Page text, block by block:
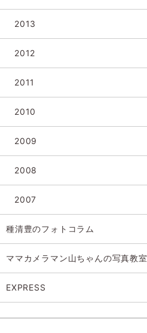
2013
2012
2011
2010
2009
2008
2007
種清豊のフォトコラム
ママカメラマン山ちゃんの写真教室
EXPRESS